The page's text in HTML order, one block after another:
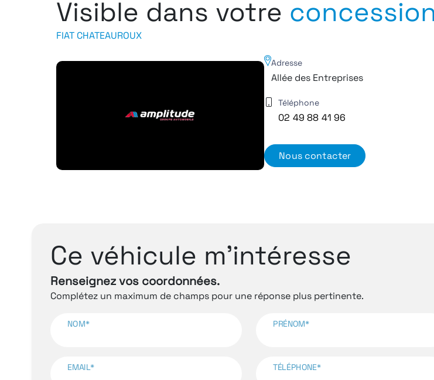
Visible dans votre
FIAT CHATEAUROUX
Adresse
Allée des Entreprises
Téléphone
02 49 88 41 96
Nous contacter
Ce véhicule m’intéresse
Renseignez vos coordonnées.
Complétez un maximum de champs pour une réponse plus pertinente.
NOM* PRÉNOM*
EMAIL* TÉLÉPHONE*